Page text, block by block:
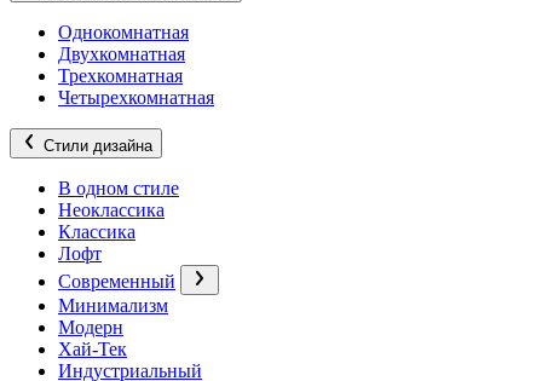
Однокомнатная
Двухкомнатная
Трехкомнатная
Четырехкомнатная
Стили дизайна
В одном стиле
Неоклассика
Классика
Лофт
Современный
Минимализм
Модерн
Хай-Тек
Индустриальный